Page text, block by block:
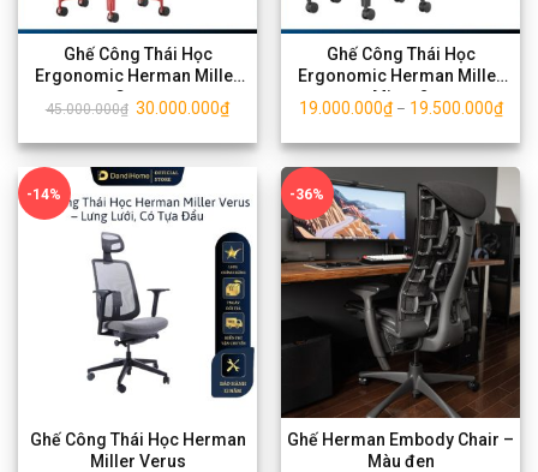
Ghế Công Thái Học
Ergonomic Herman Miller
Cosm
45.000.000₫ 30.000.000₫
Ghế Công Thái Học
Ergonomic Herman Miller
Mirra 2
19.000.000₫– 19.500.000₫
-14%
Ghế Công Thái Học Herman
Miller Verus
-36%
Ghế Herman Embody Chair –
Màu đen